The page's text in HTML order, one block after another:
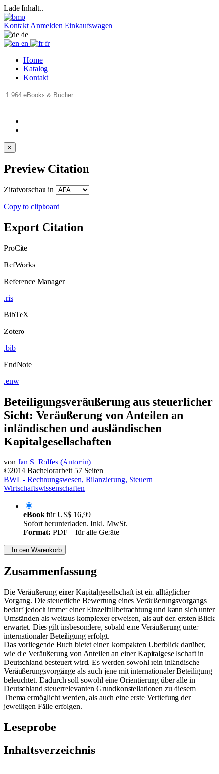
Lade Inhalt...
Kontakt Anmelden Einkaufswagen
de
en
fr
Home
Katalog
Kontakt
×
Preview Citation
Zitatvorschau in
Copy to clipboard
Export Citation
ProCite
RefWorks
Reference Manager
.ris
BibTeX
Zotero
.bib
EndNote
.enw
Beteiligungsveräußerung aus steuerlicher
Sicht: Veräußerung von Anteilen an
inländischen und ausländischen
Kapitalgesellschaften
von Jan S. Rolfes (Autor:in)
©2014 Bachelorarbeit 57 Seiten
BWL - Rechnungswesen, Bilanzierung, Steuern
Wirtschaftswissenschaften
eBook fürUS$ 16,99
Sofort herunterladen. Inkl. MwSt.
Format: PDF – für alle Geräte
In den Warenkorb
Zusammenfassung
Die Veräußerung einer Kapitalgesellschaft ist ein alltäglicher
Vorgang. Die steuerliche Bewertung eines Veräußerungsvorgangs
bedarf jedoch immer einer Einzelfallbetrachtung und kann sich unter
Umständen als weitaus komplexer erweisen, als auf den ersten Blick
erwartet. Dies gilt insbesondere, sobald eine Veräußerung unter
internationaler Beteiligung erfolgt.
Das vorliegende Buch bietet einen kompakten Überblick darüber,
wie die Veräußerung von Anteilen an einer Kapitalgesellschaft in
Deutschland besteuert wird. Es werden sowohl rein inländische
Veräußerungsvorgänge als auch jene mit internationaler Beteiligung
beleuchtet. Dadurch soll sowohl eine Orientierung über alle in
Deutschland steuerrelevanten Grundkonstellationen zu diesem
Thema ermöglicht werden, als auch eine erste Vertiefung der
jeweiligen Fälle erfolgen.
Leseprobe
Inhaltsverzeichnis